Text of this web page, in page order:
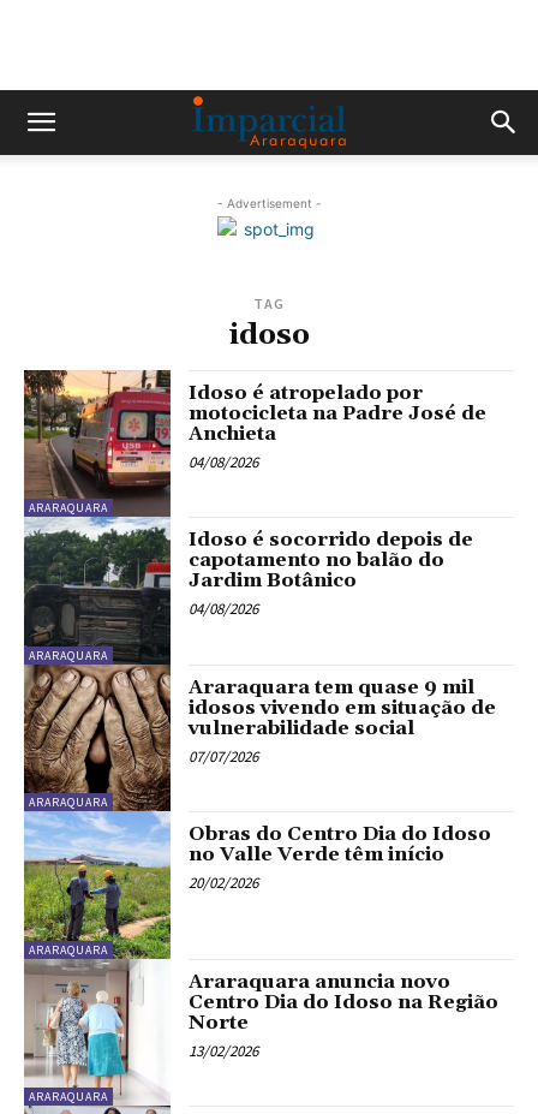
- Advertisement -
TAG
idoso
ARARAQUARA
Idoso é atropelado por
motocicleta na Padre José de
Anchieta
04/08/2026
ARARAQUARA
Idoso é socorrido depois de
capotamento no balão do
Jardim Botânico
04/08/2026
ARARAQUARA
Araraquara tem quase 9 mil
idosos vivendo em situação de
vulnerabilidade social
07/07/2026
ARARAQUARA
Obras do Centro Dia do Idoso
no Valle Verde têm início
20/02/2026
ARARAQUARA
Araraquara anuncia novo
Centro Dia do Idoso na Região
Norte
13/02/2026